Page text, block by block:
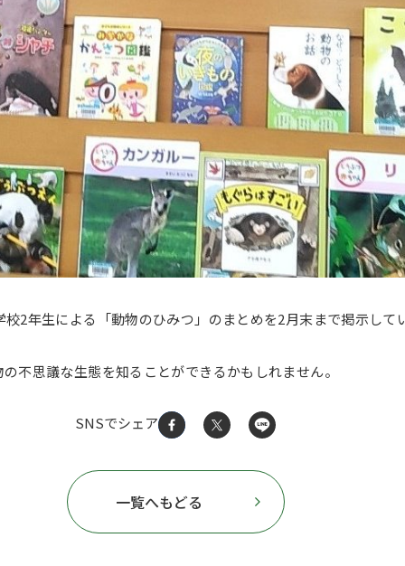
2年生による「動物のひみつ」のまとめを2月末まで掲示して
不思議な生態を知ることができるかもしれません。
SNSでシェア
一覧へもどる